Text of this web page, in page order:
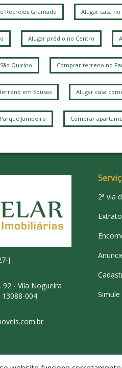
Recreios Gramado Alugar casa
Alugar prédio no Centro
Quirino Comprar terreno no
em Sousas Alugar casa
Jambeiro Comprar
J
- Vila Nogueira
13088-004
2ª via